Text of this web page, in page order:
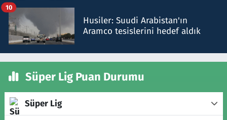
Husiler: Suudi Arabistan'ın
Aramco tesislerini hedef aldık
10
Süper Lig Puan Durumu
Süper Lig